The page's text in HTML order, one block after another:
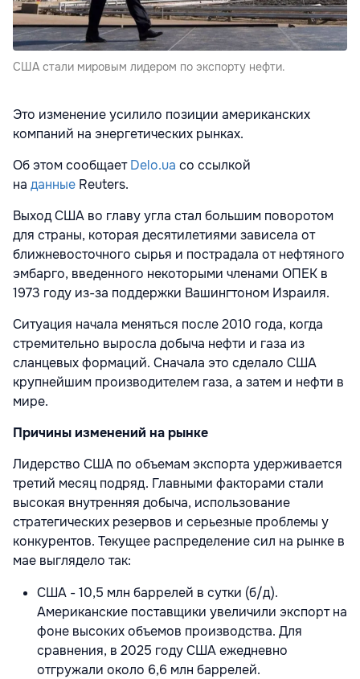
США стали мировым лидером по экспорту нефти.
Это изменение усилило позиции американских
компаний на энергетических рынках.
Об этом сообщает Delo.ua со ссылкой
на данные Reuters.
Выход США во главу угла стал большим поворотом
для страны, которая десятилетиями зависела от
ближневосточного сырья и пострадала от нефтяного
эмбарго, введенного некоторыми членами ОПЕК в
1973 году из-за поддержки Вашингтоном Израиля.
Ситуация начала меняться после 2010 года, когда
стремительно выросла добыча нефти и газа из
сланцевых формаций. Сначала это сделало США
крупнейшим производителем газа, а затем и нефти в
мире.
Причины изменений на рынке
Лидерство США по объемам экспорта удерживается
третий месяц подряд. Главными факторами стали
высокая внутренняя добыча, использование
стратегических резервов и серьезные проблемы у
конкурентов. Текущее распределение сил на рынке в
мае выглядело так:
США - 10,5 млн баррелей в сутки (б/д).
Американские поставщики увеличили экспорт на
фоне высоких объемов производства. Для
сравнения, в 2025 году США ежедневно
отгружали около 6,6 млн баррелей.